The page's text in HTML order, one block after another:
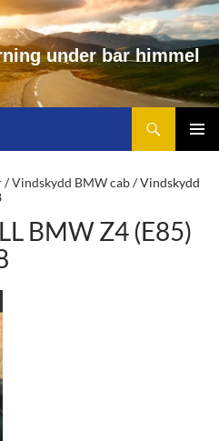
ning under bar himme
bar himmel
/Vindskydd BMW cab/ Vindskydd
BMW Z4 (E85)